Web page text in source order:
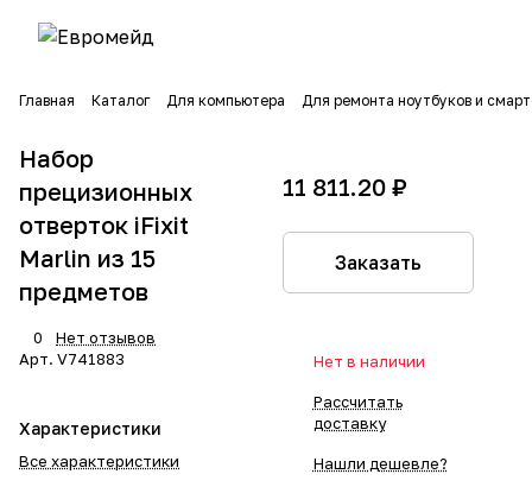
Главная Каталог Для компьютера Для ремонта ноутбуков и
Набор
прецизионных
отверток iFixit
Marlin из 15
предметов
0
Нет отзывов
Арт. V741883
Характеристики
Все характеристики
11 811.20 ₽
Заказать
Нет в наличии
Рассчитать
доставку
Нашли дешевле?